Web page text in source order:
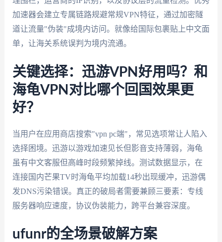
加速器会建立专属链路规避常规VPN特征，通过加密隧
道让流量"伪装"成境内访问。就像给国际包裹贴上中文面
单，让海关系统误判为境内流通。
关键选择：迅游VPN好用吗？和
海龟VPN对比哪个回国效果更
好？
当用户在应用商店搜索"vpn pc端"，常见选项常让人陷入
选择困境。迅游以游戏加速见长但影音支持薄弱，海龟
虽有中文客服但高峰时段频繁掉线。测试数据显示，在
连接国内芒果TV时海龟平均加载14秒出现缓冲，迅游偶
发DNS污染错误。真正的破局者需要兼顾三要素：专线
服务器响应速度，协议伪装能力，跨平台兼容深度。
ufunr的全场景破解方案